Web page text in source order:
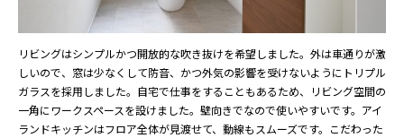
リビングはシンプルかつ開放的な吹き抜けを希望しました。外は車通りが激
しいので、窓は少なくして防音、かつ外気の影響を受けないようにトリプル
ガラスを採用しました。自宅で仕事をすることもあるため、リビング空間の
一角にワークスペースを設けました。壁向きでなので使いやすいです。アイ
ランドキッチンはフロア全体が見渡せて、動線もスムーズです。こだわった